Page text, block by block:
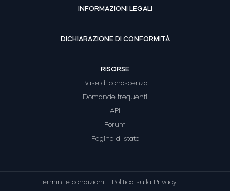
INFORMAZIONI LEGALI
DICHIARAZIONE DI CONFORMITÀ
RISORSE
Base di conoscenza
Domande frequenti
API
Forum
Pagina di stato
Termini e condizioni Politica sulla Privacy